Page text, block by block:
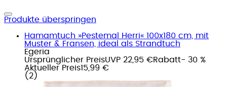
Produkte überspringen
Hamamtuch »Pestemal Herri« 100x180 cm, mit
Muster & Fransen, ideal als Strandtuch
Egeria
Ursprünglicher PreisUVP 22,95 €Rabatt- 30 %
Aktueller Preis15,99 €
( 2 )